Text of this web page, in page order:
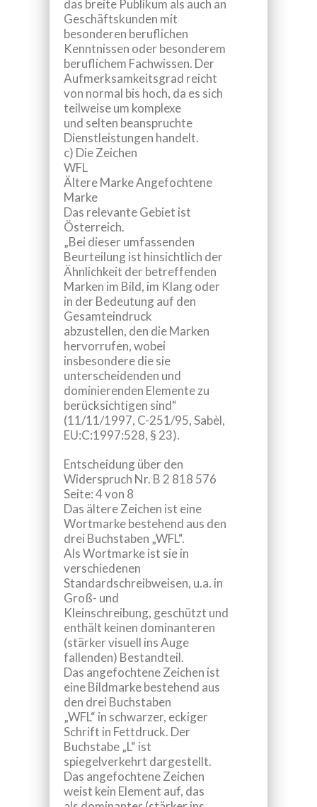
das breite Publikum als auch an
Geschäftskunden mit
besonderen beruflichen
Kenntnissen oder besonderem
beruflichem Fachwissen. Der
Aufmerksamkeitsgrad reicht
von normal bis hoch, da es sich
teilweise um komplexe
und selten beanspruchte
Dienstleistungen handelt.
c) Die Zeichen
WFL
Ältere Marke Angefochtene
Marke
Das relevante Gebiet ist
Österreich.
„Bei dieser umfassenden
Beurteilung ist hinsichtlich der
Ähnlichkeit der betreffenden
Marken im Bild, im Klang oder
in der Bedeutung auf den
Gesamteindruck
abzustellen, den die Marken
hervorrufen, wobei
insbesondere die sie
unterscheidenden und
dominierenden Elemente zu
berücksichtigen sind“
(11/11/1997, C-251/95, Sabèl,
EU:C:1997:528, § 23).
Entscheidung über den
Widerspruch Nr. B 2 818 576
Seite: 4 von 8
Das ältere Zeichen ist eine
Wortmarke bestehend aus den
drei Buchstaben „WFL“.
Als Wortmarke ist sie in
verschiedenen
Standardschreibweisen, u.a. in
Groß- und
Kleinschreibung, geschützt und
enthält keinen dominanteren
(stärker visuell ins Auge
fallenden) Bestandteil.
Das angefochtene Zeichen ist
eine Bildmarke bestehend aus
den drei Buchstaben
„WFL“ in schwarzer, eckiger
Schrift in Fettdruck. Der
Buchstabe „L“ ist
spiegelverkehrt dargestellt.
Das angefochtene Zeichen
weist kein Element auf, das